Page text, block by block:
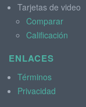
Tarjetas de video
Comparar
Calificación
ENLACES
Términos
Privacidad